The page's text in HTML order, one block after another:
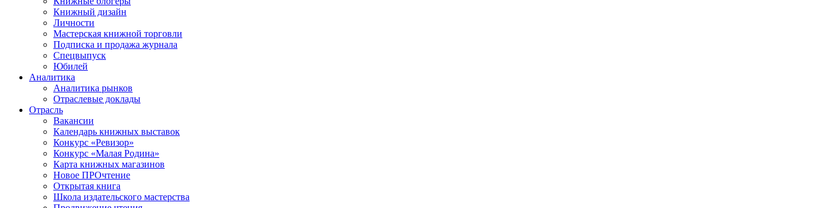
Книжный дизайн
Личности
Мастерская книжной торговли
Подписка и продажа журнала
Спецвыпуск
Юбилей
Аналитика
Аналитика рынков
Отраслевые доклады
Отрасль
Вакансии
Календарь книжных выставок
Конкурс «Ревизор»
Конкурс «Малая Родина»
Карта книжных магазинов
Новое ПРОчтение
Открытая книга
Школа издательского мастерства